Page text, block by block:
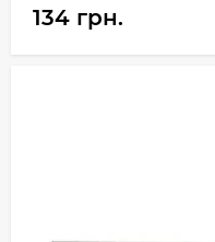
134 грн.